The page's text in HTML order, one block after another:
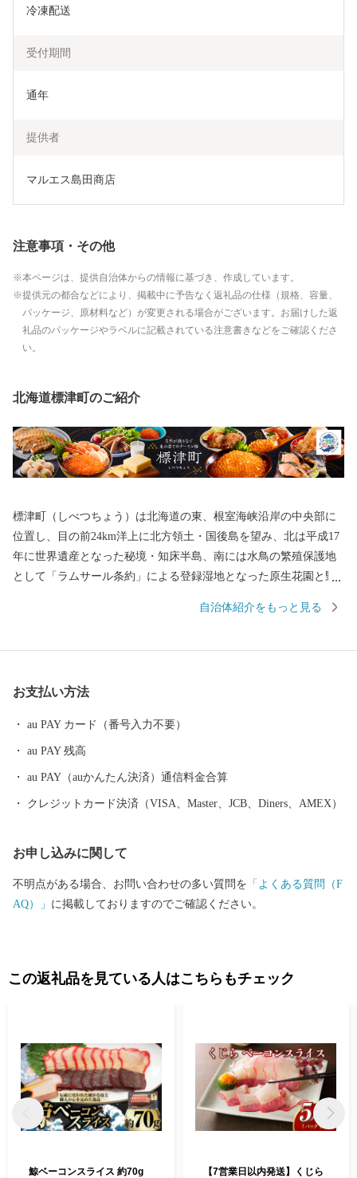
冷凍配送
受付期間
通年
提供者
マルエス島田商店
注意事項・その他
本ページは、提供自治体からの情報に基づき、作成しています。
提供元の都合などにより、掲載中に予告なく返礼品の仕様（規格、容量、
パッケージ、原材料など）が変更される場合がございます。お届けした返
礼品のパッケージやラベルに記載されている注意書きなどをご確認くださ
い。
北海道標津町のご紹介
標津町（しべつちょう）は北海道の東、根室海峡沿岸の中央部に
位置し、目の前24km洋上に北方領土・国後島を望み、北は平成17
年に世界遺産となった秘境・知床半島、南には水鳥の繁殖保護地
として「ラムサール条約」による登録湿地となった原生花園と野
は大酪農郷が形成されるなど、風光明媚な地です。町の面積は62
境のもと、国内屈指の漁獲を誇る秋鮭や天然ホタテ貝を主力とす
頭の乳牛により牛乳を出荷する酪農業を基幹産業とする「生産の
まち」です。
自治体紹介をもっと見る
お支払い方法
au PAY カード（番号入力不要）
au PAY 残高
au PAY（auかんたん決済）通信料金合算
クレジットカード決済（VISA、Master、JCB、Diners、AMEX）
お申し込みに関して
不明点がある場合、お問い合わせの多い質問を 「よくある質問（F
AQ）」 に掲載しておりますのでご確認ください。
この返礼品を見ている人はこちらもチェック
鯨ベーコンスライス 約70g
【7営業日以内発送】くじら